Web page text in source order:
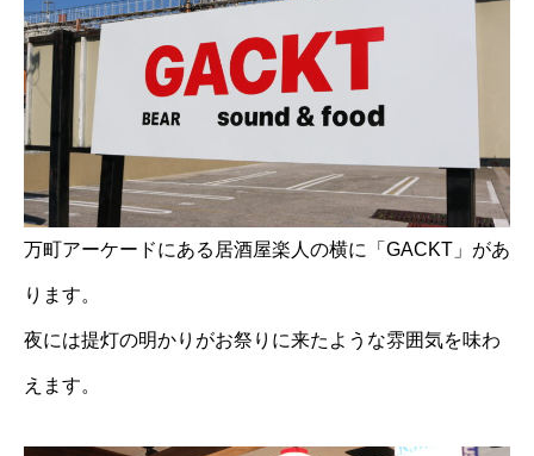
万町アーケードにある居酒屋楽人の横に「GACKT」があ
ります。
夜には提灯の明かりがお祭りに来たような雰囲気を味わ
えます。